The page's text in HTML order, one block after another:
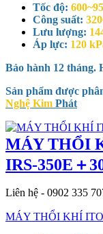
Tốc độ:
Công suất:
Lưu lượng:
Áp lực: 120
Bảo hành 12 tháng.
Sản phẩm được
Nghệ Kim Phát
MÁY THỔI
IRS-350E＋
Liên hệ - 0902 335
MÁY THỔI KHÍ ITO